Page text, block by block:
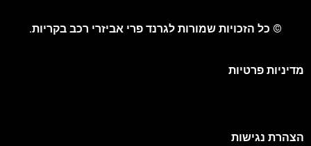
© כל הזכויות שמורות לגרנד פרי אביזרי רכב בקריות.
מדיניות פרטיות
הצהרת נגישות